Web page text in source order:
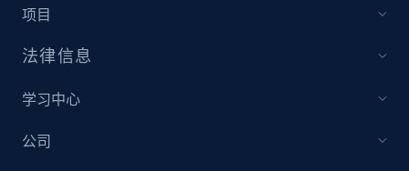
项目
法律信息
学习中心
公司